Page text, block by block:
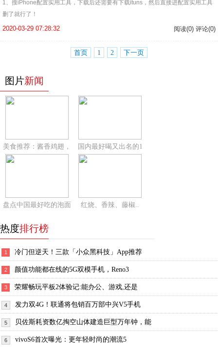
1、搜iPhone配置实用工具，下载后还需要有下载ituns，然后直接进配置实用工具
删了就行了！
2020-03-29 07:28:32 阅读(0) 评论(0)
首页 1 2 下一页
图片新闻
美食推荐：酱香鸡翅， 国内最好喝又出名的1
盘点中国最好吃的泡面 红烧、香辣、藤椒..
热度排行榜
1 冷门但逆天！三款「小众黑科技」App推荐
2 颜值功能都在线的5G双模手机，Reno3
3 荣耀畅玩平板2体验记:能办公、游戏,还是
4 发力双4G！联通将包销百万部中兴V5手机
5 贝佐斯耗资数亿掏空山体建造巨型万年钟，能
6 vivoS6首次曝光：更年轻时尚的潮流5